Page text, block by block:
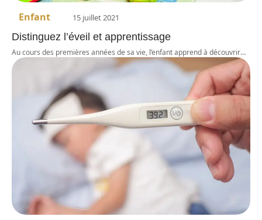
Enfant 15 juillet 2021
Distinguez l’éveil et apprentissage
Au cours des premières années de sa vie, l’enfant apprend à découvrir…